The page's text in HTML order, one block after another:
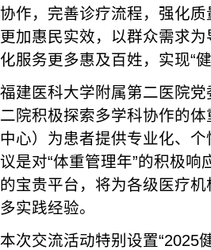
协作，完善诊疗流程，强化
更加惠民实效，以群众需求
化服务更多惠及百姓，实现“
福建医科大学附属第二医院
二院积极探索多学科协作的
中心）为患者提供专业化、
议是对“体重管理年”的积极
的宝贵平台，将为各级医疗
多实践经验。
本次交流活动特别设置